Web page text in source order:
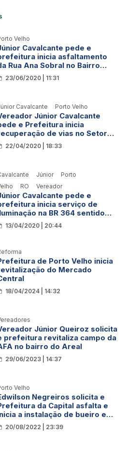
Velho
Cavalcante pede e
inicia asfaltamento
Rua Ana Sobral no Bairro
23/06/2020 | 11:31
Cavalcante Porto Velho
Júnior Cavalcante
e Prefeitura inicia
de vias no Setor
22/04/2020 | 18:33
Júnior
Porto
RO Vereador
Cavalcante pede e
inicia serviço de
na BR 364 sentido
13/04/2020 | 20:44
de Porto Velho inicia
do Mercado
18/04/2024 | 14:32
Júnior Queiroz solicita
prefeitura revitaliza campo da
no bairro do Areal
29/06/2023 | 14:37
Velho
Negreiros solicita e
da Capital asfalta e
a instalação de bueiro e
de lobo’’ no Bairro
20/08/2022 | 23:39